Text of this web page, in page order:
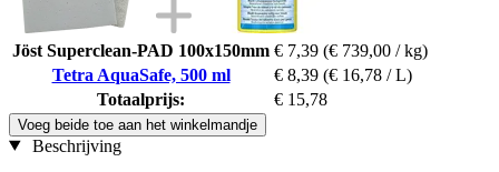
Jöst Superclean-PAD 100x150mm € 7,39 (€ 739,00 / kg)
Tetra AquaSafe, 500 ml
€ 8,39 (€ 16,78 / L)
Totaalprijs:
€ 15,78
Voeg beide toe aan het winkelmandje
Beschrijving